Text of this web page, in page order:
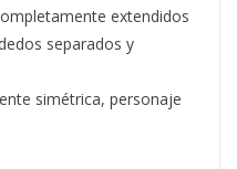
extendidos
separados y
simétrica, personaje